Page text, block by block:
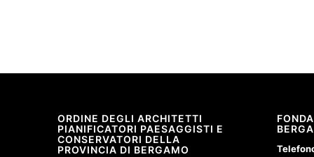
ORDINE DEGLI ARCHITETTI
PIANIFICATORI PAESAGGISTI E
CONSERVATORI DELLA
PROVINCIA DI BERGAMO